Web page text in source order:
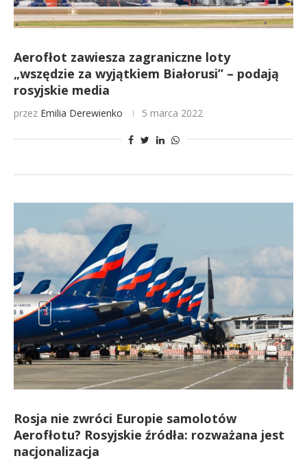
Aerofłot zawiesza zagraniczne loty
„wszędzie za wyjątkiem Białorusi” – podają
rosyjskie media
przez Emilia Derewienko 5 marca 2022
Rosja nie zwróci Europie samolotów
Aerofłotu? Rosyjskie źródła: rozważana jest
nacjonalizacja